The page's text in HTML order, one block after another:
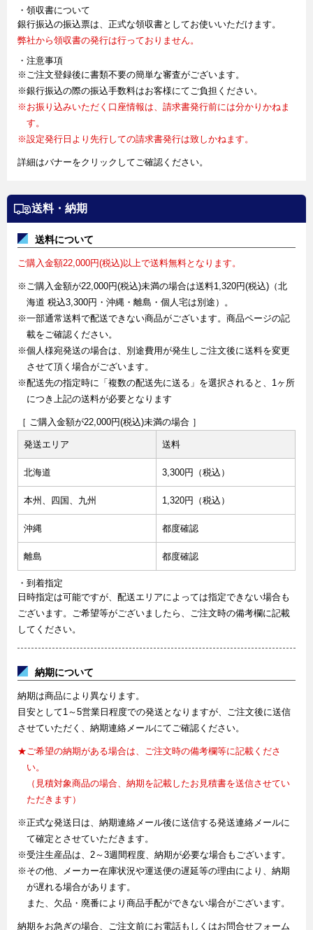
・領収書について
銀行振込の振込票は、正式な領収書としてお使いいただけます。
弊社から領収書の発行は行っておりません。
・注意事項
※ご注文登録後に書類不要の簡単な審査がございます。
※銀行振込の際の振込手数料はお客様にてご負担ください。
※お振り込みいただく口座情報は、請求書発行前には分かりかねま
す。
※設定発行日より先行しての請求書発行は致しかねます。
詳細はバナーをクリックしてご確認ください。
送料・納期
送料について
ご購入金額22,000円(税込)以上で送料無料となります。
※ご購入金額が22,000円(税込)未満の場合は送料1,320円(税込)（北
海道 税込3,300円・沖縄・離島・個人宅は別途）。
※一部通常送料で配送できない商品がございます。商品ページの記
載をご確認ください。
※個人様宛発送の場合は、別途費用が発生しご注文後に送料を変更
させて頂く場合がございます。
※配送先の指定時に「複数の配送先に送る」を選択されると、1ヶ所
につき上記の送料が必要となります
［ ご購入金額が22,000円(税込)未満の場合 ］
発送エリア 送料
北海道 3,300円（税込）
本州、四国、九州 1,320円（税込）
沖縄 都度確認
離島 都度確認
・到着指定
日時指定は可能ですが、配送エリアによっては指定できない場合も
ございます。ご希望等がございましたら、ご注文時の備考欄に記載
してください。
納期について
納期は商品により異なります。
目安として1～5営業日程度での発送となりますが、ご注文後に送信
させていただく、納期連絡メールにてご確認ください。
★ご希望の納期がある場合は、ご注文時の備考欄等に記載くださ
い。
（見積対象商品の場合、納期を記載したお見積書を送信させてい
ただきます）
※正式な発送日は、納期連絡メール後に送信する発送連絡メールに
て確定とさせていただきます。
※受注生産品は、2～3週間程度、納期が必要な場合もございます。
※その他、メーカー在庫状況や運送便の遅延等の理由により、納期
が遅れる場合があります。
また、欠品・廃番により商品手配ができない場合がございます。
納期をお急ぎの場合、ご注文前にお電話もしくはお問合せフォーム